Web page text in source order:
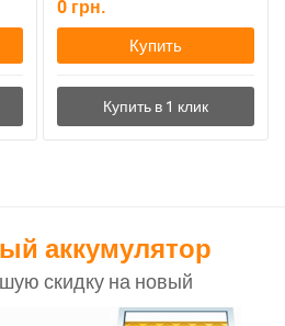
0 грн.
Купить
аккумулятор
скидку на новый